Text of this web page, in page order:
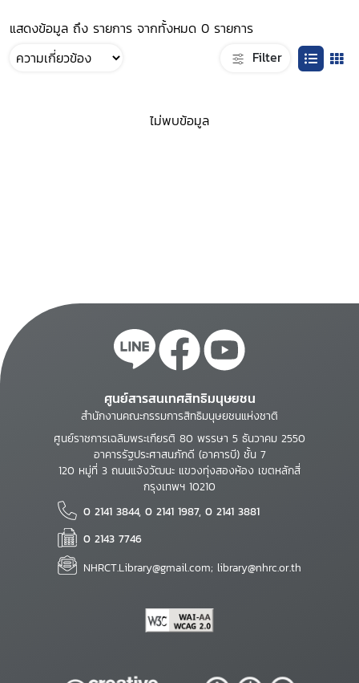
แสดงข้อมูล ถึง รายการ จากทั้งหมด 0 รายการ
Filter
ไม่พบข้อมูล
ศูนย์สารสนเทศสิทธิมนุษยชน
สำนักงานคณะกรรมการสิทธิมนุษยชนแห่งชาติ
ศูนย์ราชการเฉลิมพระเกียรติ 80 พรรษา 5 ธันวาคม 2550
อาคารรัฐประศาสนภักดี (อาคารบี) ชั้น 7
120 หมู่ที่ 3 ถนนแจ้งวัฒนะ แขวงทุ่งสองห้อง เขตหลักสี่
กรุงเทพฯ 10210
0 2141 3844, 0 2141 1987, 0 2141 3881
0 2143 7746
NHRCT.Library@gmail.com; library@nhrc.or.th